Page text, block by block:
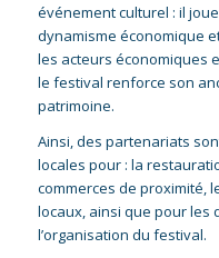
événement culturel : il
dynamisme économique
les acteurs économiques
le festival renforce son
patrimoine.
Ainsi, des partenariats
locales pour : la
commerces de proximité,
locaux, ainsi que pour les
l’organisation du festival.